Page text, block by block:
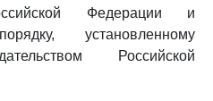
Федерации и
установленному
Российской